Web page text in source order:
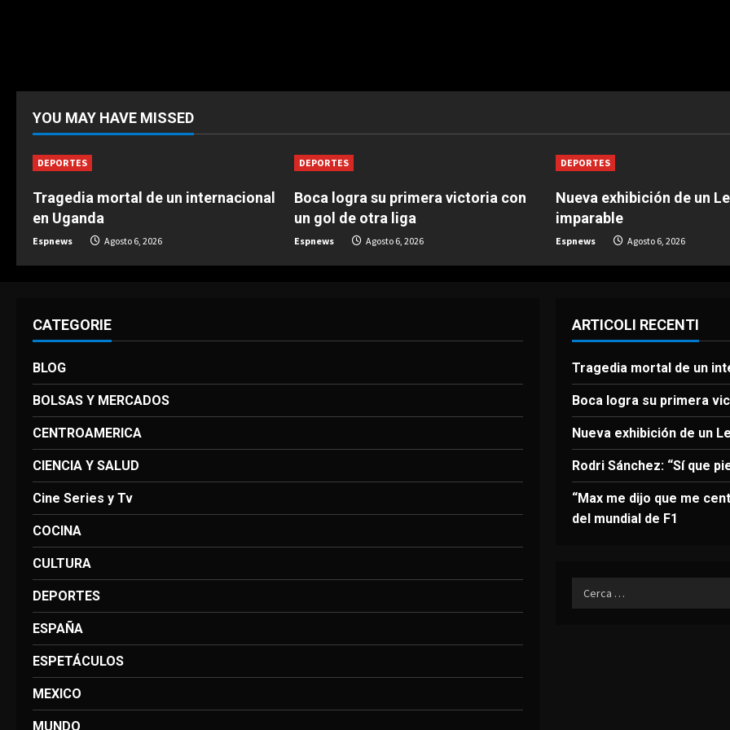
YOU MAY HAVE MISSED
DEPORTES
Tragedia mortal de un internacional
en Uganda
Espnews Agosto 6, 2026
DEPORTES
Boca logra su primera victoria con
un gol de otra liga
Espnews Agosto 6, 2026
DEPORTES
Nueva exhibición de un
imparable
Espnews Agosto 6, 2026
CATEGORIE
BLOG
BOLSAS Y MERCADOS
CENTROAMERICA
CIENCIA Y SALUD
Cine Series y Tv
COCINA
CULTURA
DEPORTES
ESPAÑA
ESPETÁCULOS
MEXICO
MUNDO
ARTICOLI RECENTI
Tragedia mortal de un
Boca logra su primera
Nueva exhibición de un
Rodri Sánchez: “Sí que
“Max me dijo que me
del mundial de F1
Ricerca
per: